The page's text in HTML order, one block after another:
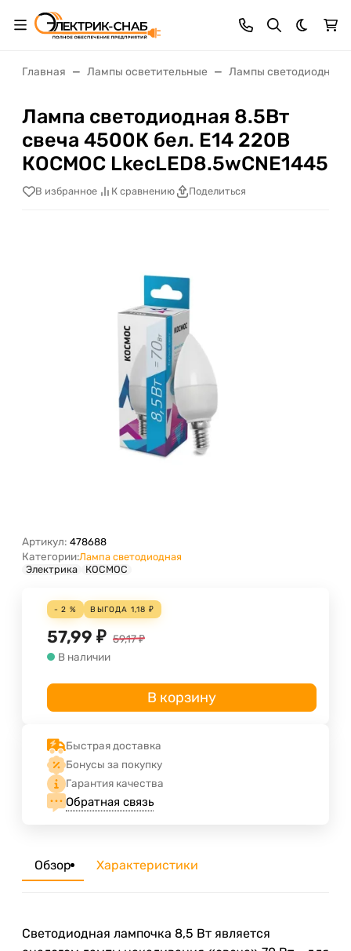
Темная
Главная Лампы осветительные Лампы светодиодные
Лампа светодиодная 8.5Вт
свеча 4500К бел. E14 220В
КОСМОС LkecLED8.5wCNE1445
В избранное К сравнению Поделиться
Артикул: 478688
Категории:Лампа светодиодная
Электрика
КОСМОС
- 2 % ВЫГОДА 1,18 ₽
57,99 ₽ 59,17₽
В наличии
В корзину
Быстрая доставка
Бонусы за покупку
Гарантия качества
Обратная связь
Обзор Характеристики
Светодиодная лампочка 8,5 Вт является